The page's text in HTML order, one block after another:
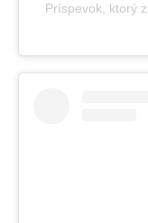
Príspevok, ktorý